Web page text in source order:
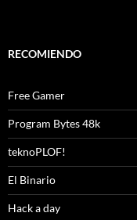
RECOMIENDO
Free Gamer
Program Bytes 48k
teknoPLOF!
El Binario
Hack a day